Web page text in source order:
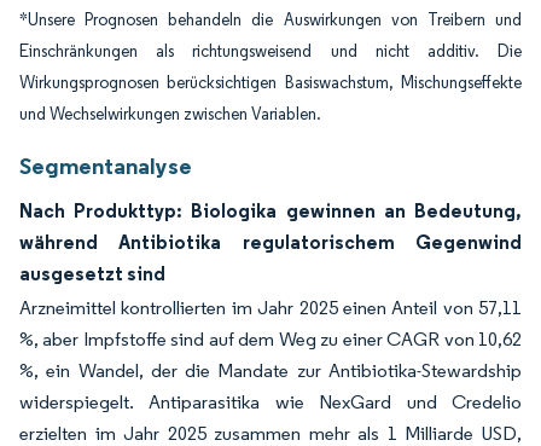
*Unsere Prognosen behandeln die Auswirkungen von Treibern und
Einschränkungen als richtungsweisend und nicht additiv. Die
Wirkungsprognosen berücksichtigen Basiswachstum, Mischungseffekte
und Wechselwirkungen zwischen Variablen.
Segmentanalyse
Nach Produkttyp: Biologika gewinnen an Bedeutung,
während Antibiotika regulatorischem Gegenwind
ausgesetzt sind
Arzneimittel kontrollierten im Jahr 2025 einen Anteil von 57,11
%, aber Impfstoffe sind auf dem Weg zu einer CAGR von 10,62
%, ein Wandel, der die Mandate zur Antibiotika-Stewardship
widerspiegelt. Antiparasitika wie NexGard und Credelio
erzielten im Jahr 2025 zusammen mehr als 1 Milliarde USD,